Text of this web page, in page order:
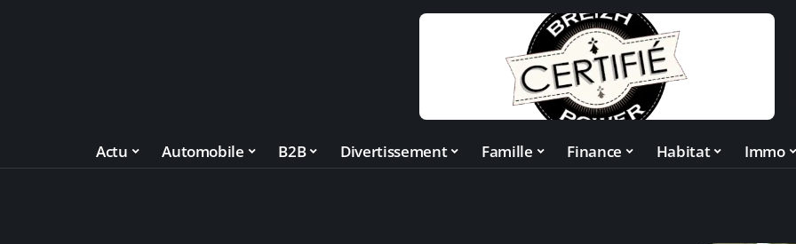
Actu Automobile B2B Divertissement Famille Finance Habitat Immo